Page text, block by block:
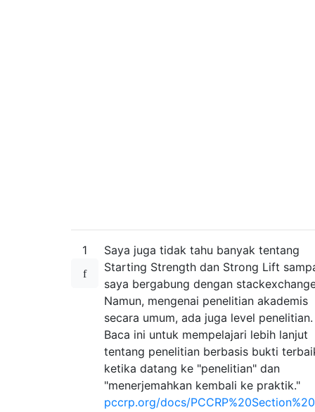
1
Saya juga tidak tahu banyak tentang
Starting Strength dan Strong Lift
saya bergabung dengan
Namun, mengenai penelitian akademis
secara umum, ada juga level penelitian.
Baca ini untuk mempelajari lebih lanjut
tentang penelitian berbasis bukti
ketika datang ke "penelitian" dan
"menerjemahkan kembali ke praktik."
pccrp.org/docs/